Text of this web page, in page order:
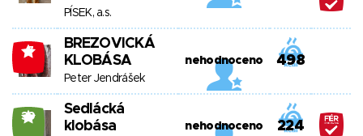
PÍSEK, a.s.
-7
BREZOVICKÁ
KLOBÁSA
Peter Jendrášek
nehodnoceno 498
39
Sedlácká
klobása
nehodnoceno 224